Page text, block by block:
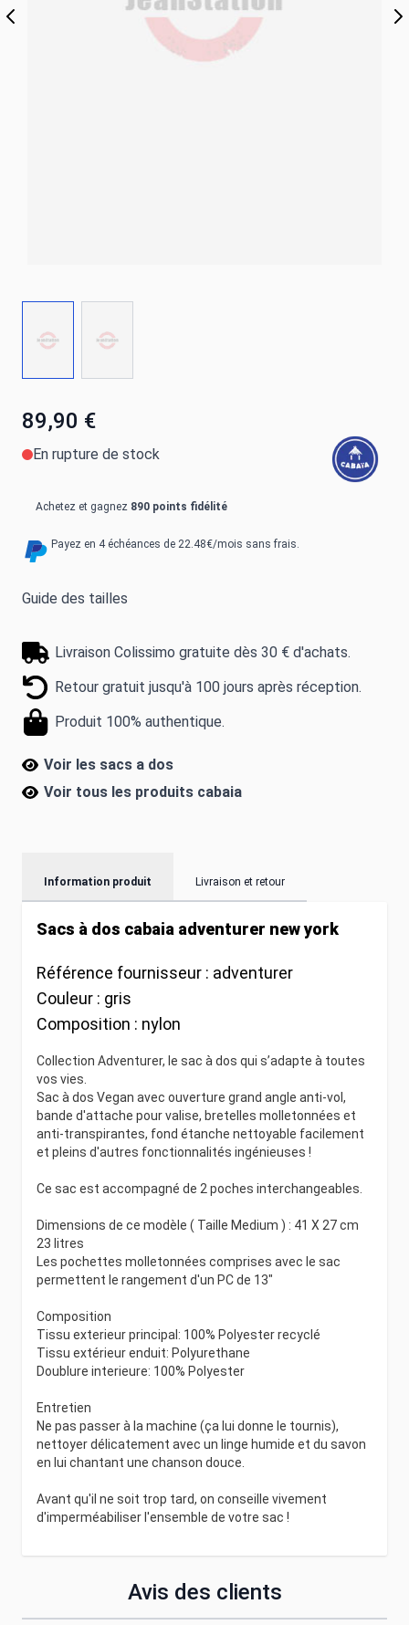
89,90 €
En rupture de stock
Achetez et gagnez 890 points fidélité
Payez en 4 échéances de 22.48€/mois sans frais.
Guide des tailles
Livraison Colissimo gratuite dès 30 € d'achats.
Retour gratuit jusqu'à 100 jours après réception.
Produit 100% authentique.
Voir les sacs a dos
Voir tous les produits cabaia
Information produit Livraison et retour
Sacs à dos cabaia adventurer new york
Référence fournisseur : adventurer
Couleur : gris
Composition : nylon
Collection Adventurer, le sac à dos qui s’adapte à toutes
vos vies.
Sac à dos Vegan avec ouverture grand angle anti-vol,
bande d'attache pour valise, bretelles molletonnées et
anti-transpirantes, fond étanche nettoyable facilement
et pleins d'autres fonctionnalités ingénieuses !
Ce sac est accompagné de 2 poches interchangeables.
Dimensions de ce modèle ( Taille Medium ) : 41 X 27 cm
23 litres
Les pochettes molletonnées comprises avec le sac
permettent le rangement d'un PC de 13"
Composition
Tissu exterieur principal: 100% Polyester recyclé
Tissu extérieur enduit: Polyurethane
Doublure interieure: 100% Polyester
Entretien
Ne pas passer à la machine (ça lui donne le tournis),
nettoyer délicatement avec un linge humide et du savon
en lui chantant une chanson douce.
Avant qu'il ne soit trop tard, on conseille vivement
d'imperméabiliser l'ensemble de votre sac !
Avis des clients